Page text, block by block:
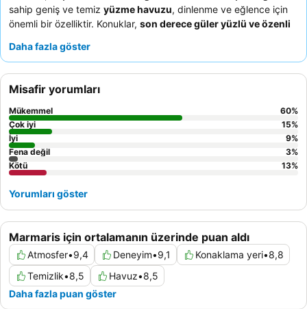
sahip geniş ve temiz yüzme havuzu, dinlenme ve eğlence için
önemli bir özelliktir. Konuklar, son derece güler yüzlü ve özenli
olarak övmektedir. En iyi deneyim için,
oda
talep etmeyi düşünebilirsiniz.
Daha fazla göster
Marmaris için ortalamanın üzerinde puan aldı
Atmosfer•9,4 Deneyim•9,1 Konaklama yeri•8,8
Temizlik•8,5 Havuz•8,5
Daha fazla puan göster
Misafir yorumları
Mükemmel 60%
Çok iyi
15%
İyi
9%
Fena değil
3%
Kötü
13%
Yorumları göster